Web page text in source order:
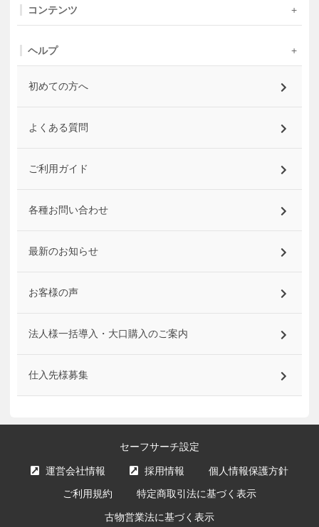
コンテンツ
ヘルプ
初めての方へ
よくある質問
ご利用ガイド
各種お問い合わせ
最新のお知らせ
お客様の声
法人様一括導入・大口購入のご案内
仕入先様募集
セーフサーチ設定
運営会社情報 採用情報 個人情報保護方針
ご利用規約 特定商取引法に基づく表示
古物営業法に基づく表示